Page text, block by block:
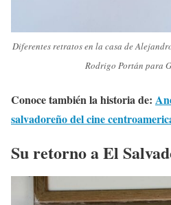
Diferentes retratos en la casa de
Rodrigo Portán para
Conoce también la historia de:
salvadoreño del cine
Su retorno a El